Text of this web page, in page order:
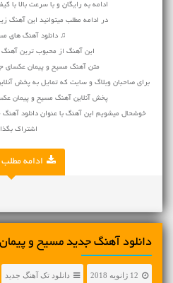
ادامه به رایگان و با سرعت بالا با کیفیت 128 و 320
در ادامه مطلب میتوانید این آهنگ
♫ دانلود آهنگ های
این آهنگ از محبوب ترین
متن آهنگ مسیح و پیمان عکسای
برای صاحبان وبلاگ و سایت که تمایل به پخش
پخش آنلاین آهنگ مسیح و پیمان
خوشحال میشویم این آهنگ با عنوان دانلود
اشتراک
ادامه مطلب
دانلود آهنگ جديد مسیح و
12 ژانویه 2018 دانلود تک آهنگ جدید